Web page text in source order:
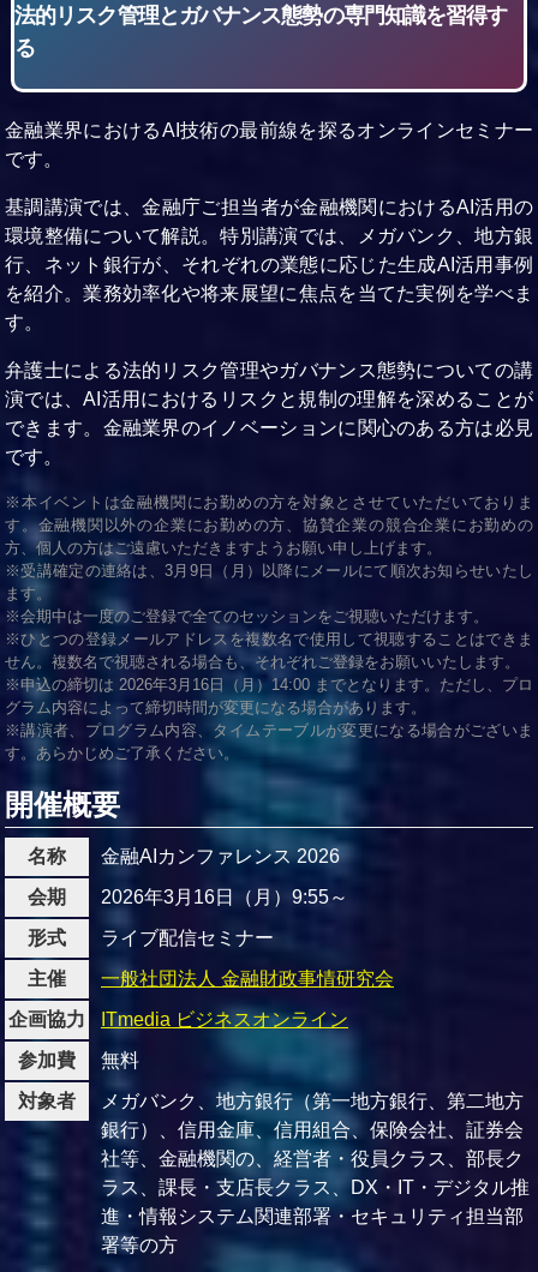
法的リスク管理と ガバナンス態勢の専門知識を習得す
る
金融業界におけるAI技術の最前線を探るオンラインセミナー
です。
基調講演では、金融庁ご担当者が金融機関におけるAI活用の
環境整備について解説。特別講演では、メガバンク、地方銀
行、ネット銀行が、それぞれの業態に応じた生成AI活用事例
を紹介。業務効率化や将来展望に焦点を当てた実例を学べま
す。
弁護士による法的リスク管理やガバナンス態勢についての講
演では、AI活用におけるリスクと規制の理解を深めることが
できます。金融業界のイノベーションに関心のある方は必見
です。
※本イベントは金融機関にお勤めの方を対象とさせていただいておりま
す。金融機関以外の企業にお勤めの方、協賛企業の競合企業にお勤めの
方、個人の方はご遠慮いただきますようお願い申し上げます。
※受講確定の連絡は、3月9日（月）以降にメールにて順次お知らせいたし
ます。
※会期中は一度のご登録で全てのセッションをご視聴いただけます。
※ひとつの登録メールアドレスを複数名で使用して視聴することはできま
せん。複数名で視聴される場合も、それぞれご登録をお願いいたします。
※申込の締切は 2026年3月16日（月）14:00 までとなります。ただし、プロ
グラム内容によって締切時間が変更になる場合があります。
※講演者、プログラム内容、タイムテーブルが変更になる場合がございま
す。あらかじめご了承ください。
開催概要
名称
金融AIカンファレンス 2026
会期
2026年3月16日（月）9:55～
形式
ライブ配信セミナー
主催
一般社団法人 金融財政事情研究会
企画協力
ITmedia ビジネスオンライン
参加費
無料
対象者
メガバンク、地方銀行（第一地方銀行、第二地方
銀行）、信用金庫、信用組合、保険会社、証券会
社等、金融機関の、経営者・役員クラス、部長ク
ラス、課長・支店長クラス、DX・IT・デジタル推
進・情報システム関連部署・セキュリティ担当部
署等の方